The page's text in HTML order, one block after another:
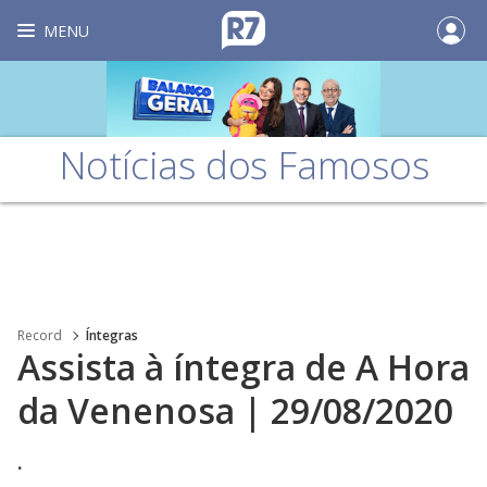
MENU
Notícias dos Famosos
Record Íntegras
Assista à íntegra de A Hora
da Venenosa | 29/08/2020
.